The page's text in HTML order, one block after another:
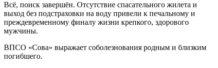
Всё, поиск завершён. Отсутствие спасательного жилета и
выход без подстраховки на воду привели к печальному и
преждевременному финалу жизни крепкого, здорового
мужчины.
ВПСО «Сова» выражает соболезнования родным и близким
погибшего.